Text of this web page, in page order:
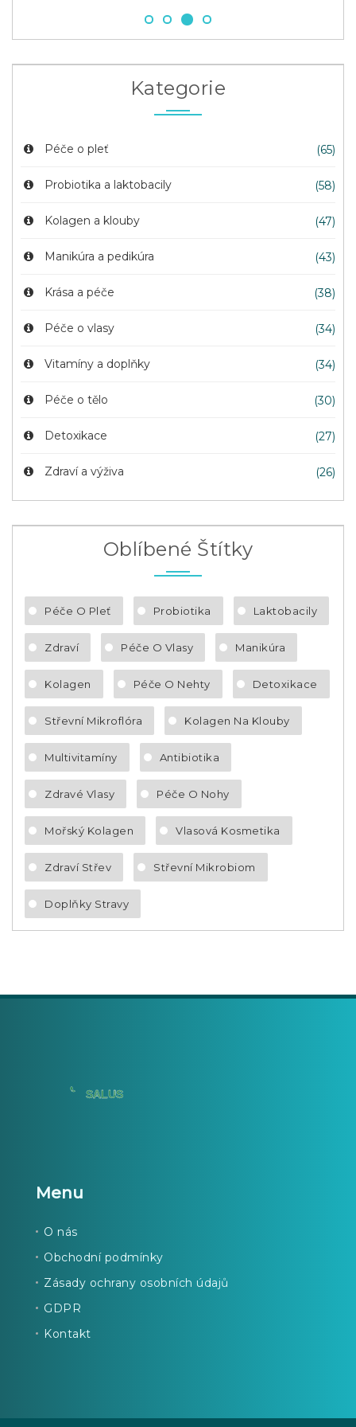
Kategorie
Péče o pleť (65)
Probiotika a laktobacily (58)
Kolagen a klouby (47)
Manikúra a pedikúra (43)
Krása a péče (38)
Péče o vlasy (34)
Vitamíny a doplňky (34)
Péče o tělo (30)
Detoxikace (27)
Zdraví a výživa (26)
Oblíbené Štítky
Péče O Pleť Probiotika Laktobacily
Zdraví Péče O Vlasy Manikúra
Kolagen Péče O Nehty Detoxikace
Střevní Mikroflóra Kolagen Na Klouby
Multivitamíny Antibiotika
Zdravé Vlasy Péče O Nohy
Mořský Kolagen Vlasová Kosmetika
Zdraví Střev Střevní Mikrobiom
Doplňky Stravy
Menu
O nás
Obchodní podmínky
Zásady ochrany osobních údajů
GDPR
Kontakt